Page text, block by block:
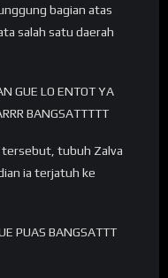
bagian atas
salah satu daerah
GUE LO ENTOT YA
BANGSATTTTT
tubuh Zalva
ia terjatuh ke
PUAS BANGSATTT